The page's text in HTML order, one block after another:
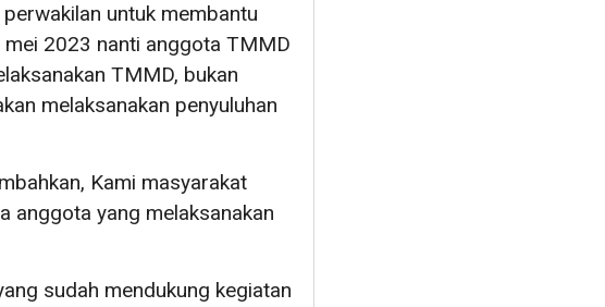
untuk membantu
2023 nanti anggota TMMD
TMMD, bukan
melaksanakan penyuluhan
Kami masyarakat
anggota yang melaksanakan
sudah mendukung kegiatan